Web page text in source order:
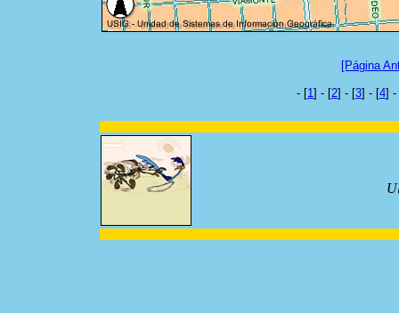
[Página
- [1] - [2] - [3] - [4] -